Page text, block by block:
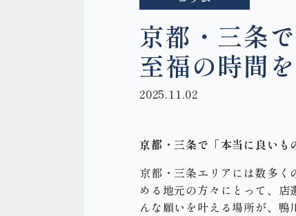
京都・三条
至福の時間を
2025.11.02
京都・三条で「本当に良いも
京都・三条エリアには数多
める地元の方々にとって、
んな願いを叶える場所が、鴨